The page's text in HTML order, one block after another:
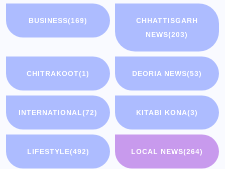
BUSINESS(169)
CHHATTISGARH
NEWS(203)
CHITRAKOOT(1) DEORIA NEWS(53)
INTERNATIONAL(72) KITABI KONA(3)
LIFESTYLE(492) LOCAL NEWS(264)